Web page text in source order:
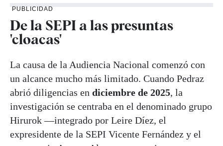
PUBLICIDAD
De la SEPI a las presuntas
'cloacas'
La causa de la Audiencia Nacional comenzó con
un alcance mucho más limitado. Cuando Pedraz
abrió diligencias en diciembre de 2025, la
investigación se centraba en el denominado grupo
Hirurok —integrado por Leire Díez, el
expresidente de la SEPI Vicente Fernández y el